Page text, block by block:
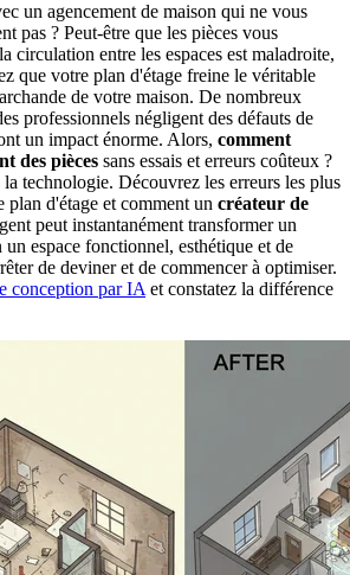
un agencement de maison qui ne vous
pas ? Peut-être que les pièces vous
circulation entre les espaces est maladroite,
que votre plan d'étage freine le véritable
de votre maison. De nombreux
professionnels négligent des défauts de
un impact énorme. Alors, comment
des pièces sans essais et erreurs coûteux ?
technologie. Découvrez les erreurs les plus
plan d'étage et comment un créateur de
peut instantanément transformer un
espace fonctionnel, esthétique et de
de deviner et de commencer à optimiser.
conception par IAet constatez la différence